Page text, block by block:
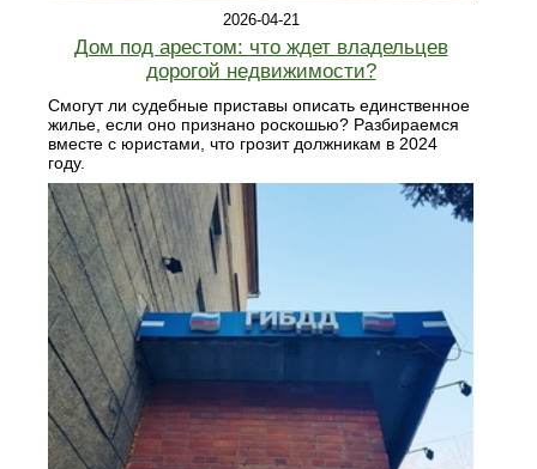
2026-04-21
Дом под арестом: что ждет владельцев
дорогой недвижимости?
Смогут ли судебные приставы описать единственное
жилье, если оно признано роскошью? Разбираемся
вместе с юристами, что грозит должникам в 2024
году.